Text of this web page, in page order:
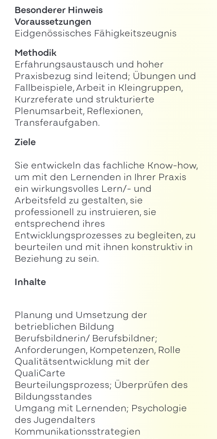
Besonderer Hinweis
Voraussetzungen
Eidgenössisches Fähigkeitszeugnis
Methodik
Erfahrungsaustausch und hoher
Praxisbezug sind leitend; Übungen und
Fallbeispiele, Arbeit in Kleingruppen,
Kurzreferate und strukturierte
Plenumsarbeit, Reflexionen,
Transferaufgaben.
Ziele
Sie entwickeln das fachliche Know-how,
um mit den Lernenden in Ihrer Praxis
ein wirkungsvolles Lern/- und
Arbeitsfeld zu gestalten, sie
professionell zu instruieren, sie
entsprechend ihres
Entwicklungsprozesses zu begleiten, zu
beurteilen und mit ihnen konstruktiv in
Beziehung zu sein.
Inhalte
Planung und Umsetzung der
betrieblichen Bildung
Berufsbildnerin/ Berufsbildner;
Anforderungen, Kompetenzen, Rolle
Qualitätsentwicklung mit der
QualiCarte
Beurteilungsprozess; Überprüfen des
Bildungsstandes
Umgang mit Lernenden; Psychologie
des Jugendalters
Kommunikationsstrategien